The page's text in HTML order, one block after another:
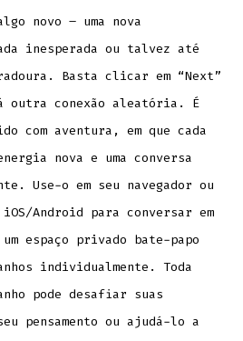
novo – uma nova
inesperada ou talvez até
Basta clicar em “Next”
outra conexão aleatória. É
com aventura, em que cada
nova e uma conversa
Use-o em seu navegador ou
Android para conversar em
espaço privado bate-papo
individualmente. Toda
pode desafiar suas
pensamento ou ajudá-lo a